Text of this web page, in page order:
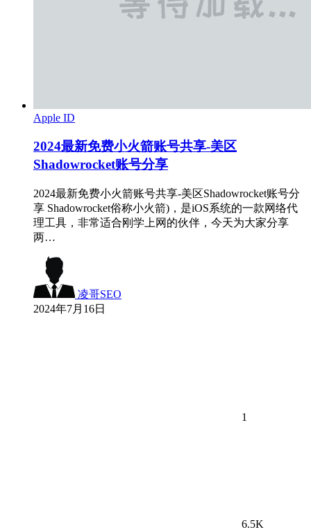
Apple ID
2024最新免费小火箭账号共享-美区
Shadowrocket账号分享
2024最新免费小火箭账号共享-美区Shadowrocket账号分
享 Shadowrocket俗称小火箭)，是iOS系统的一款网络代
理工具，非常适合刚学上网的伙伴，今天为大家分享
两…
凌哥SEO
2024年7月16日
1
6.5K